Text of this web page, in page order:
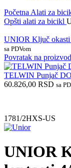
Početna Alati za
Opšti alati za bicikl
UNIOR Ključ okasti
sa PDVom
Povratak na
TELWIN Punjač
60.826,00 RSD sa
1781/2HXS-US
UNIOR